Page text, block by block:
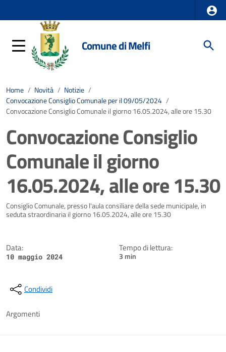
Comune di Melfi
Home / Novità / Notizie /
Convocazione Consiglio Comunale per il 09/05/2024 /
Convocazione Consiglio Comunale il giorno 16.05.2024, alle ore 15.30
Convocazione Consiglio
Comunale il giorno
16.05.2024, alle ore 15.30
Dettagli della notizia
Consiglio Comunale, presso l'aula consiliare della sede municipale, in
seduta straordinaria il giorno 16.05.2024, alle ore 15.30
Data:
10 maggio 2024
Tempo di lettura:
3 min
Condividi
Argomenti